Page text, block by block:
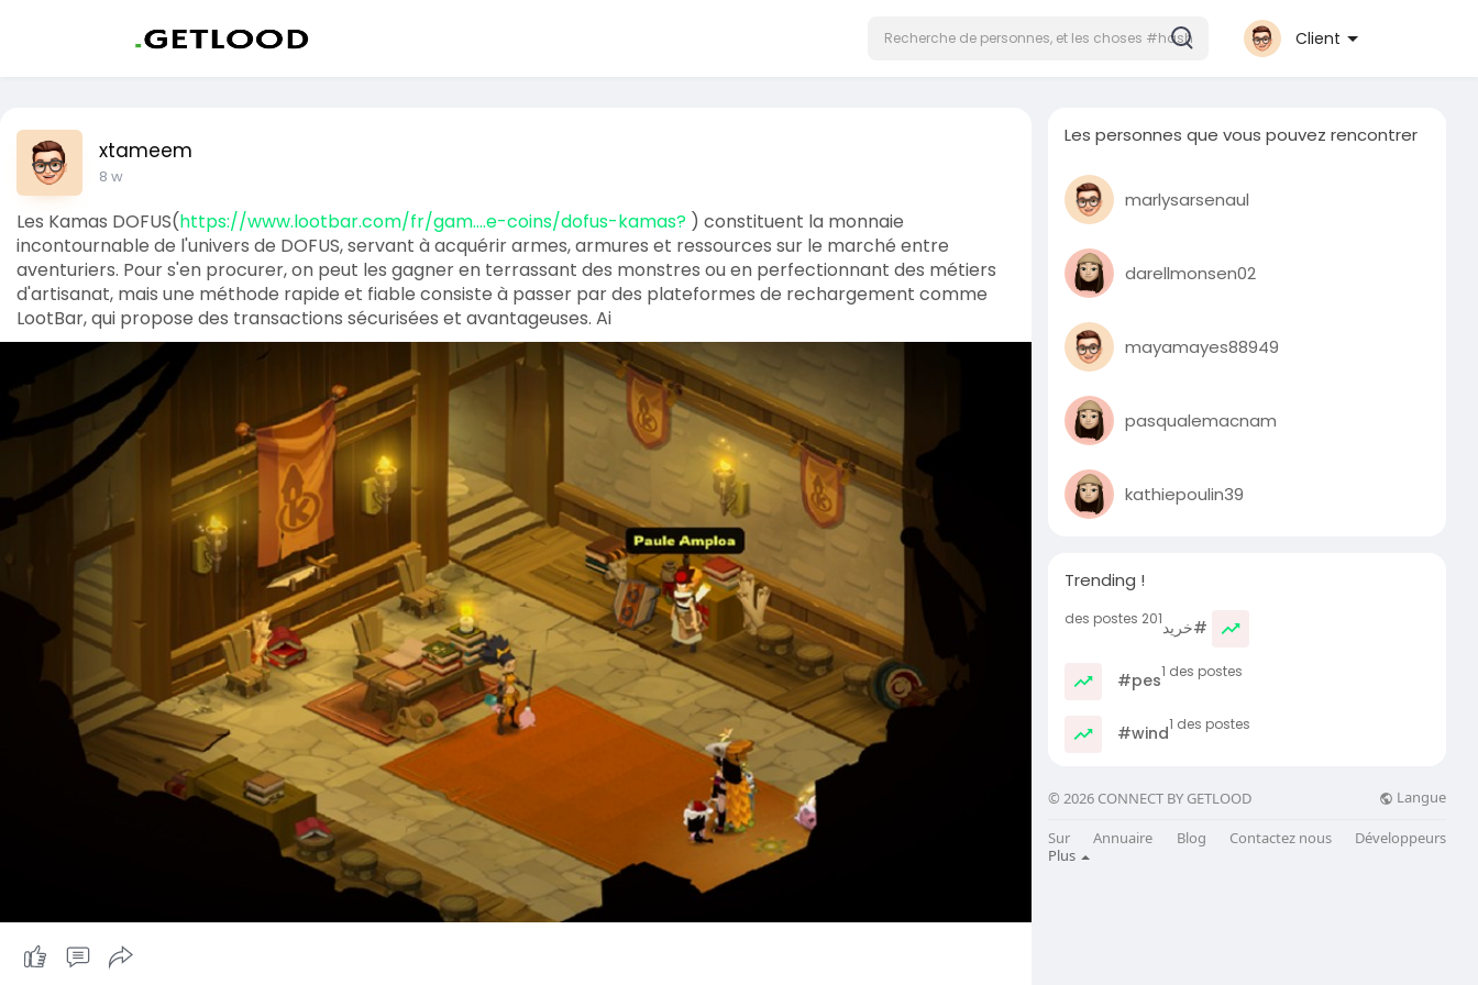
Client
xtameem
8 w
Les Kamas DOFUS(https://www.lootbar.com/fr/gam....e-coins/dofus-kamas? ) constituent la monnaie
incontournable de l'univers de DOFUS, servant à acquérir armes, armures et ressources sur le marché entre
aventuriers. Pour s'en procurer, on peut les gagner en terrassant des monstres ou en perfectionnant des métiers
d'artisanat, mais une méthode rapide et fiable consiste à passer par des plateformes de rechargement comme
LootBar, qui propose des transactions sécurisées et avantageuses. Ai
Les personnes que vous pouvez rencontrer
marlysarsenaul
darellmonsen02
mayamayes88949
pasqualemacnam
kathiepoulin39
Trending !
#خرید201 des postes
#pes1 des postes
#wind1 des postes
© 2026 CONNECT BY GETLOOD Langue
Sur Annuaire Blog Contactez nous
Développeurs
Plus